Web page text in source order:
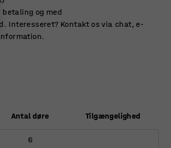
betaling og med
Interesseret? Kontakt os via chat, e-
Antal døre Tilgængelighed
6